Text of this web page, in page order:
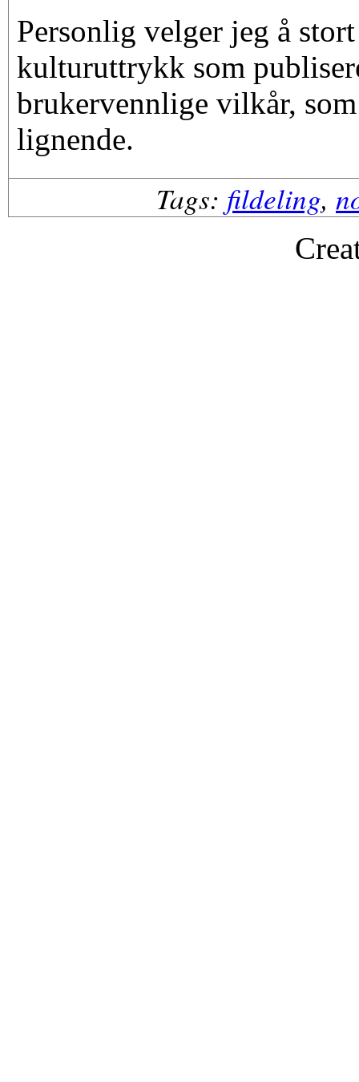
Personlig velger jeg å
kulturuttrykk som
brukervennlige vilkår,
lignende.
Tags: fildeling,